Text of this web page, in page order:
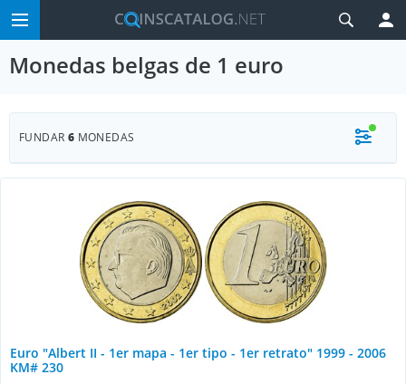
Monedas belgas de 1 euro
FUNDAR 6 MONEDAS
Euro "Albert II - 1er mapa - 1er tipo - 1er retrato" 1999 - 2006
KM# 230